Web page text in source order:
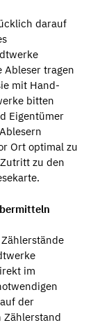
darauf
Ableser tragen
mit Hand-
bitten
Eigentümer
Ort optimal zu
zu den
im
der
Zählerstand